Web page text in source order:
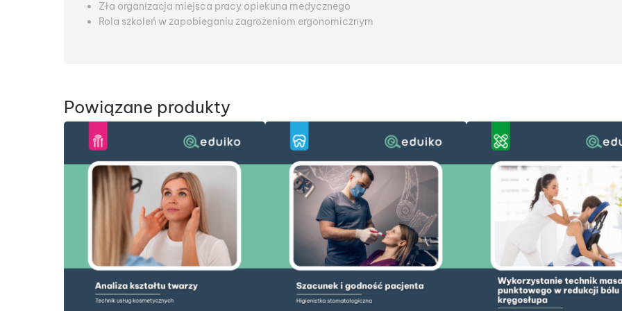
Zła organizacja miejsca pracy opiekuna medycznego
Rola szkoleń w zapobieganiu zagrożeniom ergonomicznym
Powiązane produkty
DODAJ DO KOSZYKA DODAJ DO KOSZYKA DODAJ DO KOSZYKA